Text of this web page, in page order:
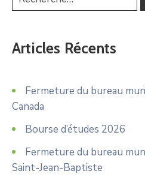
Articles Récents
Fermeture du bureau
Canada
Bourse d’études 2026
Fermeture du bureau
Saint-Jean-Baptiste